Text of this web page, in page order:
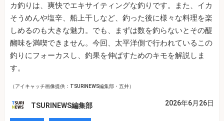
カ釣りは、爽快でエキサイティングな釣りです。また、イカ
そうめんや塩辛、船上干しなど、釣った後に様々な料理を楽
しめるのも大きな魅力。でも、まずは数を釣らないとその醍
醐味を満喫できません。今回、太平洋側で行われているこの
釣りにフォーカスし、釣果を伸ばすためのキモを解説しま
す。
（アイキャッチ画像提供：TSURINEWS編集部・五井）
TSURINEWS編集部 2026年6月26日